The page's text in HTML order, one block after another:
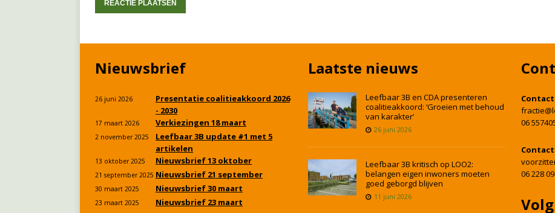
Nieuwsbrief
26 juni 2026
Presentatie coalitieakkoord 2026
- 2030
17 maart 2026 Verkiezingen 18 maart
2 november 2025
Leefbaar 3B update #1 met 5
artikelen
13 oktober 2025 Nieuwsbrief 13 oktober
21 september 2025 Nieuwsbrief 21 september
30 maart 2025 Nieuwsbrief 30 maart
23 maart 2025 Nieuwsbrief 23 maart
Laatste nieuws
Leefbaar 3B en CDA presenteren
coalitieakkoord: ‘Groeien met behoud
van karakter’
26 juni 2026
Leefbaar 3B kritisch op LOO2:
belangen eigen inwoners moeten
goed geborgd blijven
11 juni 2026
06
06 228